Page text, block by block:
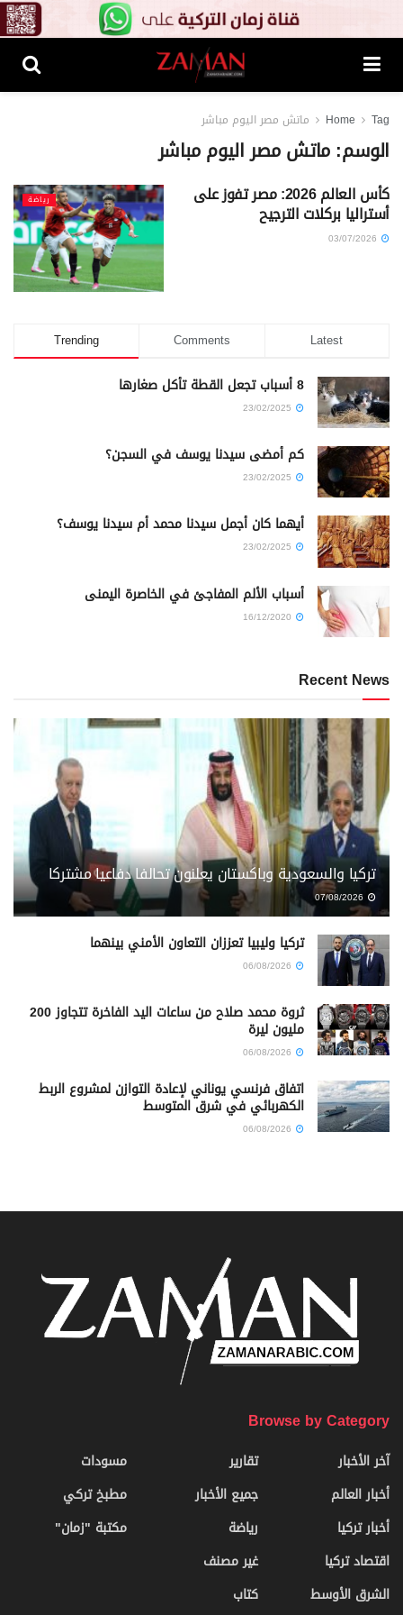
Home Tag ماتش مصر اليوم مباشر
الوسم:ماتش مصر اليوم مباشر
رياضة كأس العالم 2026: مصر تفوز على
أستراليا بركلات الترجيح
Trending Comments Latest
8 أسباب تجعل القطة تأكل صغارها
كم أمضى سيدنا يوسف في السجن؟
أيهما كان أجمل سيدنا محمد أم سيدنا يوسف؟
أسباب الألم المفاجئ في الخاصرة اليمنى
Recent News
تركيا والسعودية وباكستان يعلنون تحالفا دفاعيا مشتركا
تركيا وليبيا تعززان التعاون الأمني بينهما
ثروة محمد صلاح من ساعات اليد الفاخرة تتجاوز 200
مليون ليرة
اتفاق فرنسي يوناني لإعادة التوازن لمشروع الربط
الكهربائي في شرق المتوسط
Browse by Category
آخر الأخبار
أخبار العالم
أخبار تركيا
اقتصاد تركيا
الشرق الأوسط
تقارير
جميع الأخبار
رياضة
غير مصنف
كتاب
مسودات
مطبخ تركي
مكتبة "زمان"